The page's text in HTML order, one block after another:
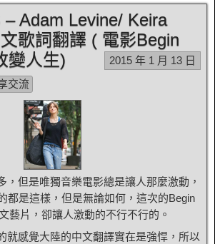
Adam Levine/ Keira
歌詞翻譯 ( 電影Begin
變人生)
2015 年 1 月 13 日
交流
，但是唯獨音樂電影總是讓人那麼激動，
都是這樣，但是無論如何，這次的Begin
藝片，卻讓人激動的不行不行的。
就感覺大陸的中文翻譯實在是強悍，所以